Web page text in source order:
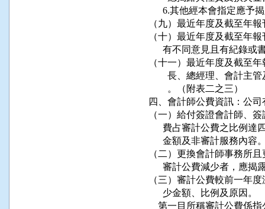
6.其他經本會指定應予
（九）最近年度及截至年
（十）最近年度及截至年
有不同意見且有紀錄
（十一）最近年度及截至
長、總經理、會計
        。（附表二之三）
四、會計師公費資訊：公
（一）給付簽證會計師、
費占審計公費之比例
金額及非審計服務內容
（二）更換會計師事務所
審計公費減少者，應
（三）審計公費較前一年
      少金額、比例及原因。
第一目所稱審計公費係